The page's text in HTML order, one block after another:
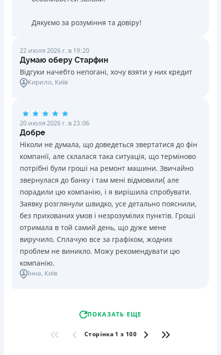
Дякуємо за розуміння та довіру!
22 июля 2026 г. в 19:20
Думаю оберу Старфин
Відгуки начебто непогані, хочу взяти у них кредит
Кирило, Київ
20 июля 2026 г. в 23:06
Добре
Ніколи не думала, що доведеться звертатися до фін
компанії, але склалася така ситуація, що терміново
потрібні були гроші на ремонт машини. Звичайно
звернулася до банку і там мені відмовили( але
порадили цю компанію, і я вирішила спробувати.
Заявку розглянули швидко, усе детально пояснили,
без прихованих умов і незрозумілих пунктів. Гроші
отримала в той самий день, що дуже мене
виручило. Сплачую все за графіком, жодних
проблем не виникло. Можу рекомендувати цю
компанію.
Інна, Київ
ПОКАЗАТЬ ЕЩЕ
Сторінка 1 з 100